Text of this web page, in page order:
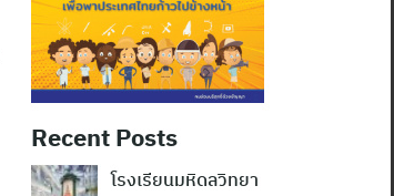
Recent Posts
โรงเรียนมหิดลวิทยา